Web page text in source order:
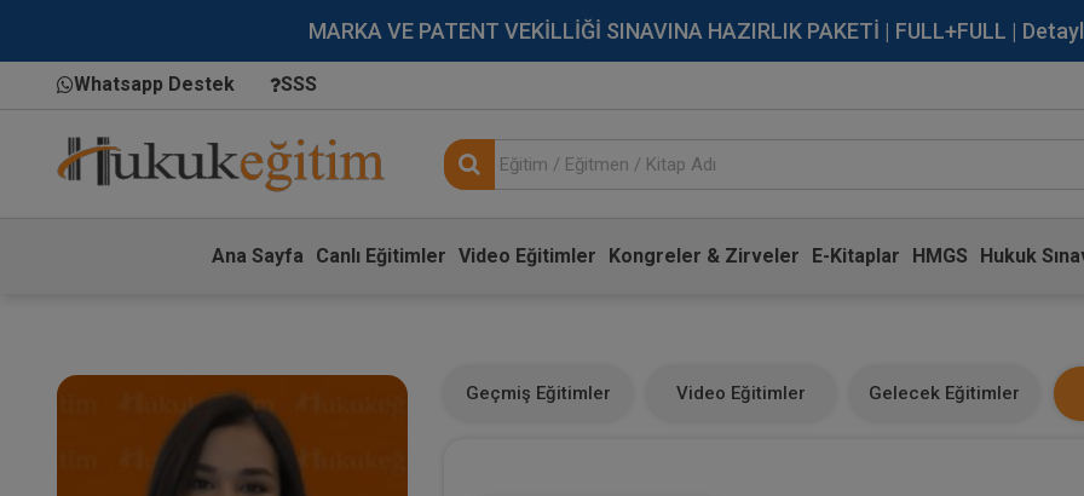
MARKA VE PATENT VEKİLLİĞİ SINAVINA HAZIRLIK PAKETİ | FULL+FULL |
Whatsapp Destek SSS
Ana Sayfa Canlı Eğitimler Video Eğitimler Kongreler & Zirveler E-Kitaplar HMGS Hukuk
Geçmiş Eğitimler Video Eğitimler Gelecek Eğitimler